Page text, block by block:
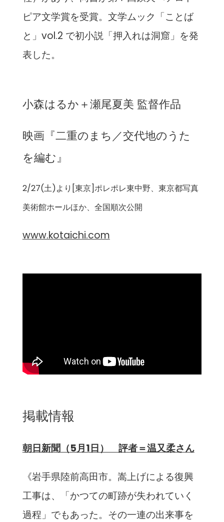
ピア文学賞を受賞。文学ムック「ことば
と」vol.2 で初小説「押入れは洞窟」を発
表した。
小森はるか＋瀬尾夏美 監督作品
映画『二重のまち／交代地のうた
を編む』
2/27(土)より[東京]ポレポレ東中野、東京都写真
美術館ホールほか、全国順次公開
www.kotaichi.com
掲載情報
朝日新聞（5月1日） 評者＝温又柔さん
《岩手県陸前高田市。嵩上げによる復興
工事は、「かつての町跡が失われていく
過程」でもあった。その一連の出来事を